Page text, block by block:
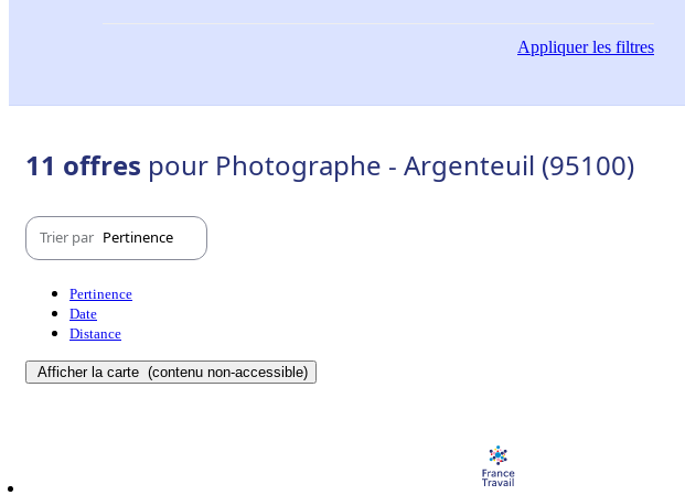
Appliquerles filtres
11 offres pour Photographe - Argenteuil (95100)
Trier par Pertinence
Pertinence
Date
Distance
Afficher la carte (contenu non-accessible)